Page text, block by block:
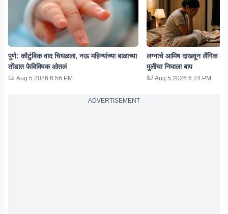
पुणे: कौटुंबिक वाद चिघळला, नऊ महिन्यांच्या बाळाच्या
तोंडात फेविक्विक ओतलं
Aug 5 2026 6:56 PM
लग्नाचे आमिष दाखवून लैंगिक
मुलीचा निघाला बाप
Aug 5 2026 6:24 PM
ADVERTISEMENT